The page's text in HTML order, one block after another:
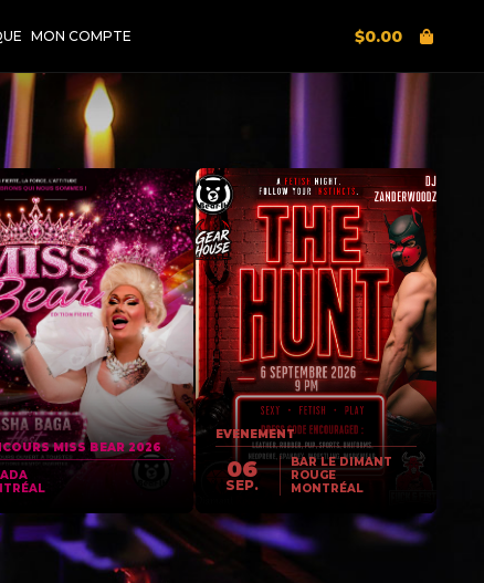
MON COMPTE $0.00
MISS BEAR 2026
EVENEMENT
06
SEP.
BAR LE DIMANT
ROUGE
MONTRÉAL